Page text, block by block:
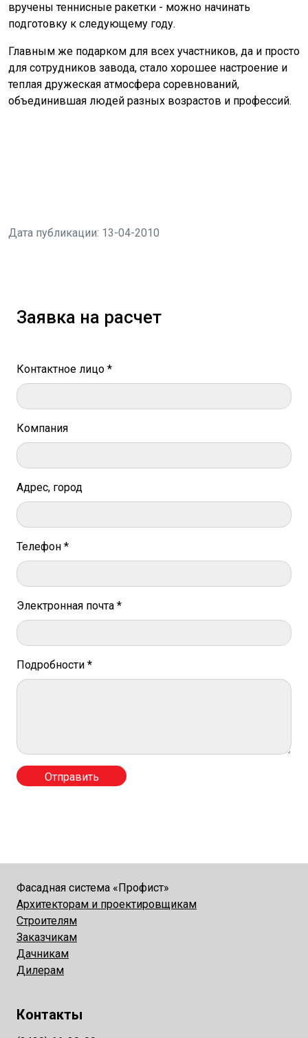
вручены теннисные ракетки - можно начинать
подготовку к следующему году.
Главным же подарком для всех участников, да и просто
для сотрудников завода, стало хорошее настроение и
теплая дружеская атмосфера соревнований,
объединившая людей разных возрастов и профессий.
Дата публикации: 13-04-2010
Заявка на расчет
Контактное лицо *
Компания
Адрес, город
Телефон *
Электронная почта *
Подробности *
Фасадная система «Профист»
Архитекторам и проектировщикам
Строителям
Заказчикам
Дачникам
Дилерам
Контакты